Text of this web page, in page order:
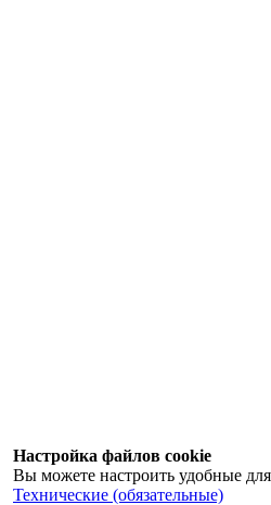
Настройка файлов cookie
Вы можете настроить удобные
Технические (обязательные)